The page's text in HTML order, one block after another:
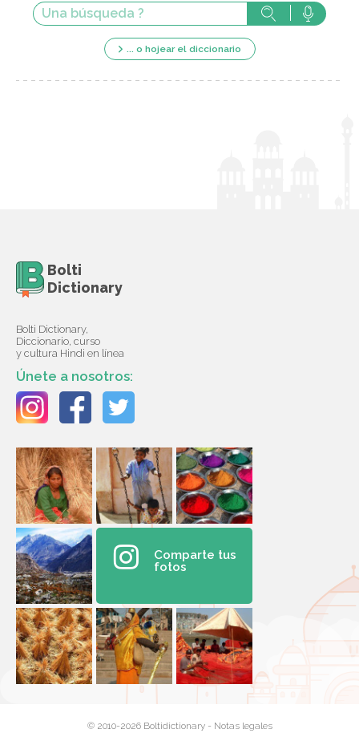
... o hojear el diccionario
Bolti
Dictionary
Bolti Dictionary,
Diccionario, curso
y cultura Hindi en línea
Únete a nosotros:
Comparte tus
fotos
© 2010-2026 Boltidictionary - Notas legales